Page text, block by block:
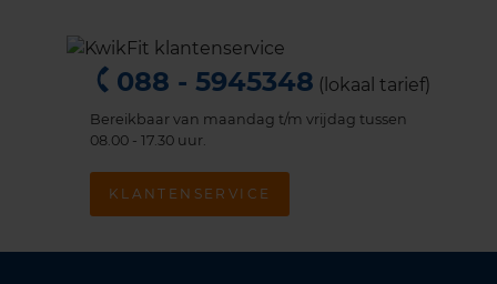
088 - 5945348 (lokaal tarief)
Bereikbaar van maandag t/m vrijdag tussen
08.00 - 17.30 uur.
KLANTENSERVICE